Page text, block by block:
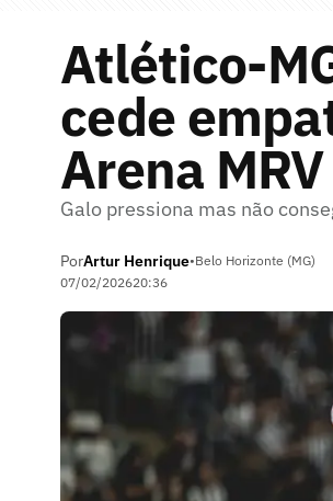
Atlético-
cede
Arena MRV
Galo pressiona mas não
PorArtur Henrique•Belo Horizonte (MG)
07/02/202620:36